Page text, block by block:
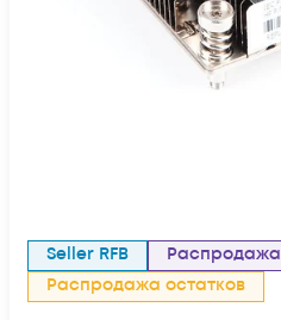
Seller RFB
Распродажа
Распродажа остатков